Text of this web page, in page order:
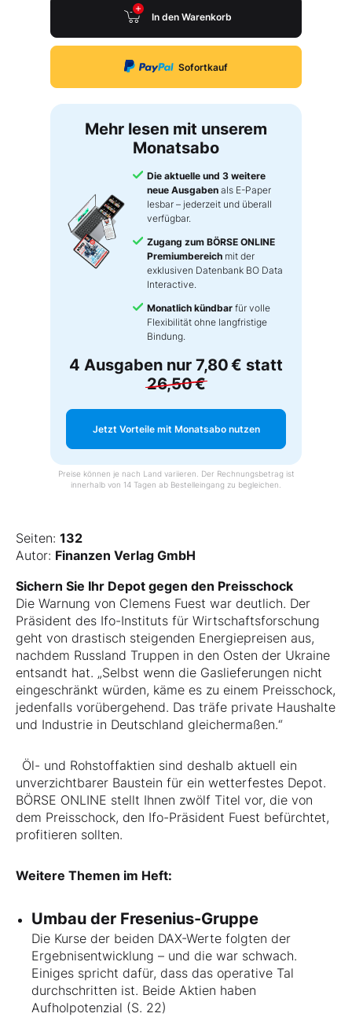
In den Warenkorb
Sofortkauf
Mehr lesen mit unserem
Monatsabo
Die aktuelle und 3 weitere
neue Ausgaben als E-Paper
lesbar – jederzeit und überall
verfügbar.
Zugang zum BÖRSE ONLINE
Premiumbereich mit der
exklusiven Datenbank BO Data
Interactive.
Monatlich kündbar für volle
Flexibilität ohne langfristige
Bindung.
4 Ausgaben nur 7,80 € statt
26,50 €
Jetzt Vorteile mit Monatsabo nutzen
Preise können je nach Land variieren. Der Rechnungsbetrag ist
innerhalb von 14 Tagen ab Bestelleingang zu begleichen.
Seiten: 132
Autor: Finanzen Verlag GmbH
Sichern Sie Ihr Depot gegen den Preisschock
Die Warnung von Clemens Fuest war deutlich. Der
Präsident des Ifo-Instituts für Wirtschaftsforschung
geht von drastisch steigenden Energiepreisen aus,
nachdem Russland Truppen in den Osten der Ukraine
entsandt hat. „Selbst wenn die Gaslieferungen nicht
eingeschränkt würden, käme es zu einem Preisschock,
jedenfalls vorübergehend. Das träfe private Haushalte
und Industrie in Deutschland gleichermaßen.“
Öl- und Rohstoffaktien sind deshalb aktuell ein
unverzichtbarer Baustein für ein wetterfestes Depot.
BÖRSE ONLINE stellt Ihnen zwölf Titel vor, die von
dem Preisschock, den Ifo-Präsident Fuest befürchtet,
profitieren sollten.
Weitere Themen im Heft:
Umbau der Fresenius-Gruppe
Die Kurse der beiden DAX-Werte folgten der
Ergebnisentwicklung – und die war schwach.
Einiges spricht dafür, dass das operative Tal
durchschritten ist. Beide Aktien haben
Aufholpotenzial (S. 22)